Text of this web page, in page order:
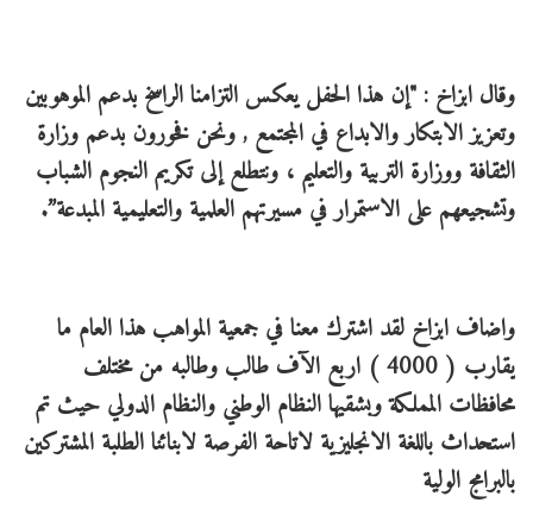
وقال ابزاخ : "إن هذا الحفل يعكس التزامنا الراسخ بدعم الموهوبين
وتعزيز الابتكار والابداع في المجتمع , ونحن فخورون بدعم وزارة
الثقافة ووزارة التربية والتعليم ، ونتطلع إلى تكريم النجوم الشباب
وتشجيعهم على الاستمرار في مسيرتهم العلمية والتعليمية المبدعة”.
واضاف ابزاخ لقد اشترك معنا في جمعية المواهب هذا العام ما
يقارب ( 4000 ) اربع الآف طالب وطالبه من مختلف
محافظات المملكة وبشقيها النظام الوطني والنظام الدولي حيث تم
استحداث باللغة الانجليزية لاتاحة الفرصة لابنائنا الطلبة المشتركين
بالبرامج الولية